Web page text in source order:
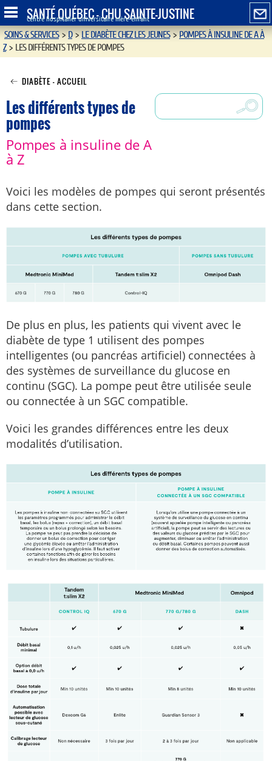
SANTÉ QUÉBEC - CHU SAINTE-JUSTINE
Centre hospitalier universitaire mère-enfant
SOINS & SERVICES>D>LE DIABÈTE CHEZ LES JEUNES>POMPES À INSULINE DE A À
Z > LES DIFFÉRENTS TYPES DE POMPES
DIABÈTE - ACCUEIL
Les différents types de
pompes
Pompes à insuline de A
à Z
Voici les modèles de pompes qui seront présentés
dans cette section.
De plus en plus, les patients qui vivent avec le
diabète de type 1 utilisent des pompes
intelligentes (ou pancréas artificiel) connectées à
des systèmes de surveillance du glucose en
continu (SGC). La pompe peut être utilisée seule
ou connectée à un SGC compatible.
Voici les grandes différences entre les deux
modalités d’utilisation.